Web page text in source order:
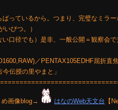
っているから。つまり、完璧なミラー
びつ。）
口径でも）是非、一般公開＝観察会
／PENTAX105EDHF屈折直
伝授の里やまと」
め画像blog→ はなのWeb天文台 【